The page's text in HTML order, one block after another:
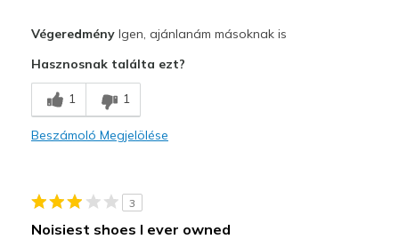
Breathe Well
Comfortable
Casual Wear
VégeredményIgen, ajánlanám másoknak is
Hasznosnak találta ezt?
1 1
Beszámoló Megjelölése
3
Noisiest shoes I ever owned